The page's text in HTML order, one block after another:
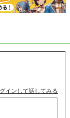
インして話してみる